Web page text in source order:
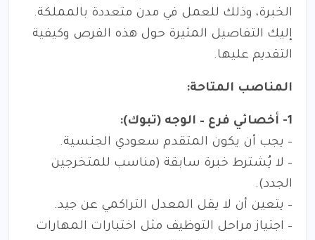
الخبرة، وذلك للعمل في مدن متعددة بالمملكة.
إليك التفاصيل المثيرة حول هذه الفرص وكيفية
التقديم عليها.
المناصب المتاحة:
1- أخصائي فرع – الوجه (تبوك):
– يجب أن يكون المتقدم سعودي الجنسية.
– لا يُشترط خبرة سابقة (مناسب للمتخرجين
الجدد).
– يتعين أن لا يقل المعدل التراكمي عن جيد.
– اجتياز مراحل التوظيف مثل اختبارات المهارات